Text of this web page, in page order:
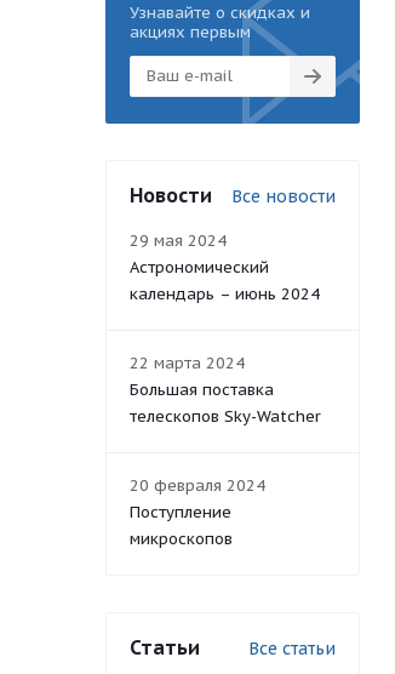
Узнавайте о скидках и
акциях первым
Новости Все новости
29 мая 2024
Астрономический
календарь – июнь 2024
22 марта 2024
Большая поставка
телескопов Sky-Watcher
20 февраля 2024
Поступление
микроскопов
Статьи Все статьи